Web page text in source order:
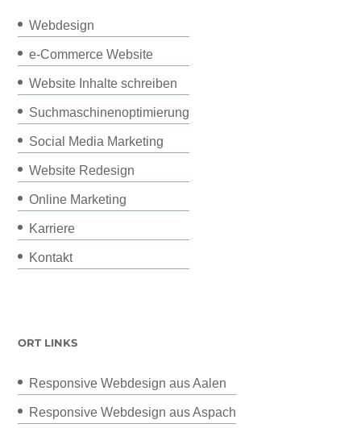
Webdesign
e-Commerce Website
Website Inhalte schreiben
Suchmaschinenoptimierung
Social Media Marketing
Website Redesign
Online Marketing
Karriere
Kontakt
ORT LINKS
Responsive Webdesign aus Aalen
Responsive Webdesign aus Aspach